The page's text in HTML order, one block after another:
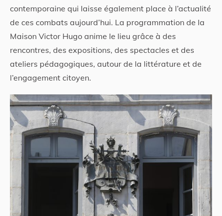
contemporaine qui laisse également place à l’actualité
de ces combats aujourd’hui. La programmation de la
Maison Victor Hugo anime le lieu grâce à des
rencontres, des expositions, des spectacles et des
ateliers pédagogiques, autour de la littérature et de
l’engagement citoyen.